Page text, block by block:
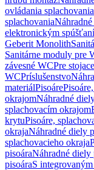
ovládania
splachovania
elektronickým
Geberit Monolith
Sanitárne moduly pre
závesné WCPre
WCPríslušenstvo
materiálPisoáre
okrajomNáhradné
splachovacím okrajom
krytuPisoáre,
okrajaNáhradné diely
splachovacieho okraja
pisoáraNáhradné diely
pisoáraS